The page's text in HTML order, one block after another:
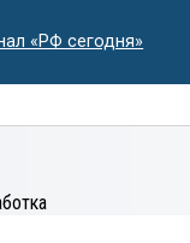
«РФ сегодня»